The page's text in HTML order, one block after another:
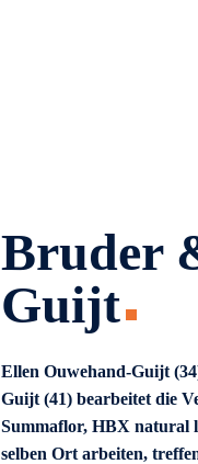
Bruder
Guijt
Ellen Ouwehand-Guijt
Guijt (41) bearbeitet die
Summaflor, HBX natural
selben Ort arbeiten,